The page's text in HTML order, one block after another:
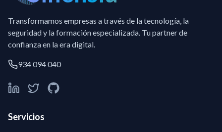
Transformamos empresas a través de la tecnología, la
seguridad y la formación especializada. Tu partner de
confianza en la era digital.
934 094 040
Servicios